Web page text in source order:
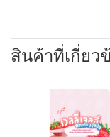
สินค้าที่เกี่ยว